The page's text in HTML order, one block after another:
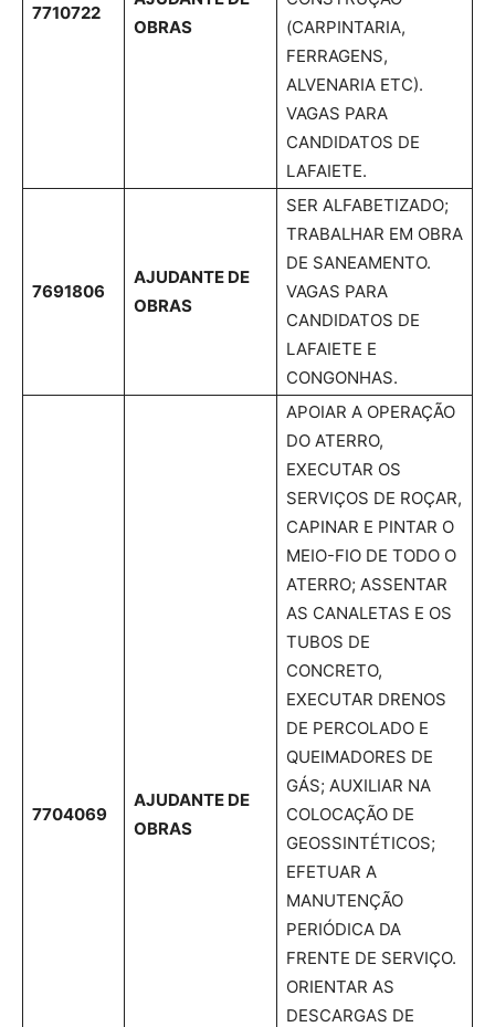
7710722
OBRAS
(CARPINTARIA,
FERRAGENS,
ALVENARIA ETC).
VAGAS PARA
CANDIDATOS DE
LAFAIETE.
7691806
AJUDANTE DE
OBRAS
SER ALFABETIZADO;
TRABALHAR EM OBRA
DE SANEAMENTO.
VAGAS PARA
CANDIDATOS DE
LAFAIETE E
CONGONHAS.
7704069
AJUDANTE DE
OBRAS
APOIAR A OPERAÇÃO
DO ATERRO,
EXECUTAR OS
SERVIÇOS DE ROÇAR,
CAPINAR E PINTAR O
MEIO-FIO DE TODO O
ATERRO; ASSENTAR
AS CANALETAS E OS
TUBOS DE
CONCRETO,
EXECUTAR DRENOS
DE PERCOLADO E
QUEIMADORES DE
GÁS; AUXILIAR NA
COLOCAÇÃO DE
GEOSSINTÉTICOS;
EFETUAR A
MANUTENÇÃO
PERIÓDICA DA
FRENTE DE SERVIÇO.
ORIENTAR AS
DESCARGAS DE